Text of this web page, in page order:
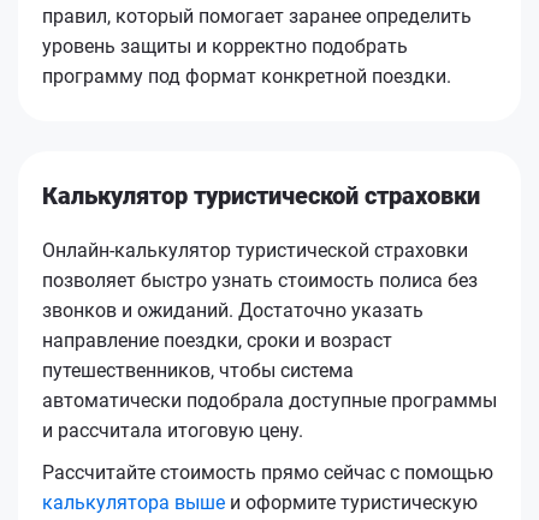
правил, который помогает заранее определить
уровень защиты и корректно подобрать
программу под формат конкретной поездки.
Калькулятор туристической страховки
Онлайн-калькулятор туристической страховки
позволяет быстро узнать стоимость полиса без
звонков и ожиданий. Достаточно указать
направление поездки, сроки и возраст
путешественников, чтобы система
автоматически подобрала доступные программы
и рассчитала итоговую цену.
Рассчитайте стоимость прямо сейчас с помощью
калькулятора выше и оформите туристическую